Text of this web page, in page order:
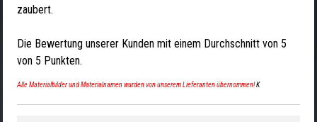
zaubert.
Die Bewertung unserer Kunden mit einem Durchschnitt von 5
von 5 Punkten.
Alle Materialbilder und Materialnamen wurden von unserem Lieferanten übernommen!K